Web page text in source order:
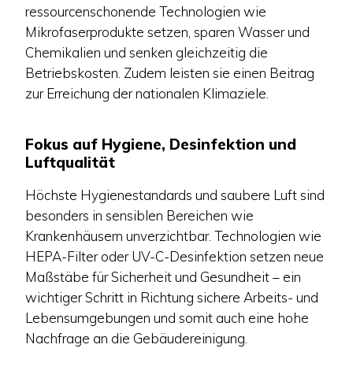
ressourcenschonende Technologien wie
Mikrofaserprodukte setzen, sparen Wasser und
Chemikalien und senken gleichzeitig die
Betriebskosten. Zudem leisten sie einen Beitrag
zur Erreichung der nationalen Klimaziele.
Fokus auf Hygiene, Desinfektion und
Luftqualität
Höchste Hygienestandards und saubere Luft sind
besonders in sensiblen Bereichen wie
Krankenhäusern unverzichtbar. Technologien wie
HEPA-Filter oder UV-C-Desinfektion setzen neue
Maßstäbe für Sicherheit und Gesundheit – ein
wichtiger Schritt in Richtung sichere Arbeits- und
Lebensumgebungen und somit auch eine hohe
Nachfrage an die Gebäudereinigung.